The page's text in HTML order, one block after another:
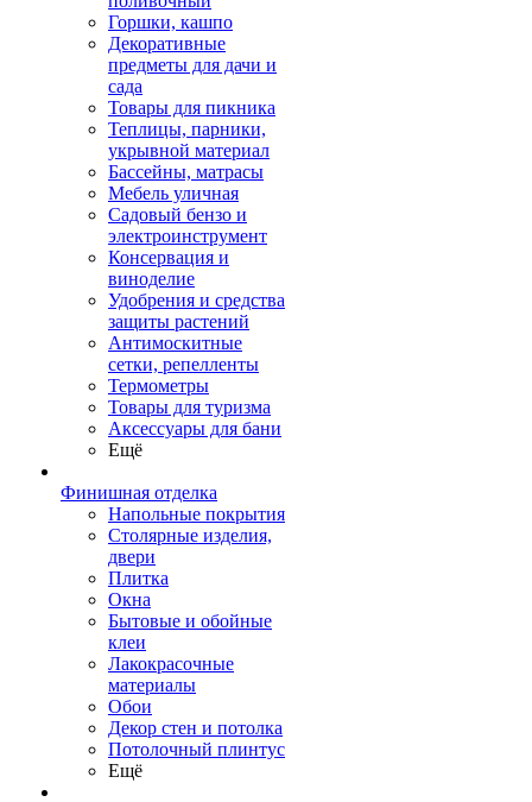
Горшки, кашпо
Декоративные
предметы для дачи и
сада
Товары для пикника
Теплицы, парники,
укрывной материал
Бассейны, матрасы
Мебель уличная
Садовый бензо и
электроинструмент
Консервация и
виноделие
Удобрения и средства
защиты растений
Антимоскитные
сетки, репелленты
Термометры
Товары для туризма
Аксессуары для бани
Ещё
Финишная отделка
Напольные покрытия
Столярные изделия,
двери
Плитка
Окна
Бытовые и обойные
клеи
Лакокрасочные
материалы
Обои
Декор стен и потолка
Потолочный плинтус
Ещё